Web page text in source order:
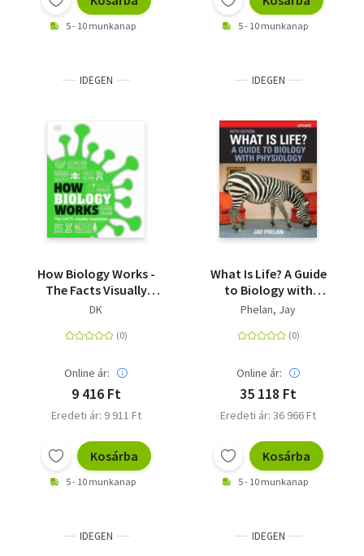
5 - 10 munkanap 5 - 10 munkanap
IDEGEN
How Biology Works -
The Facts Visually
Explained
DK
Online ár:
9 416 Ft
Eredeti ár: 9 911 Ft
Kosárba
5 - 10 munkanap
IDEGEN
What Is Life? A Guide
to Biology with
Physiology, Update
Phelan, Jay
Online ár:
35 118 Ft
Eredeti ár: 36 966 Ft
Kosárba
5 - 10 munkanap
IDEGEN IDEGEN